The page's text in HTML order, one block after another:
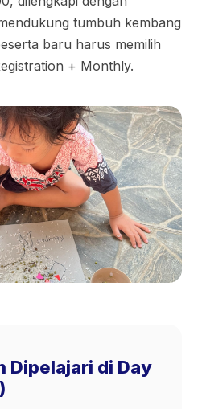
tumbuh kembang
baru harus memilih
+ Monthly.
Dipelajari di Day